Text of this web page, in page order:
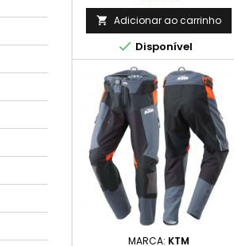
especial confere ao produto
uma resistência muito eficaz a
temperaturas elevadas.
 Adicionar ao carrinho
 Disponível
MARCA: KTM